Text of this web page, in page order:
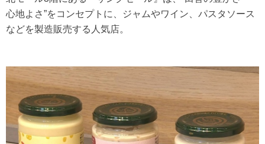
心地よさ”をコンセプトに、ジャムやワイン、パスタソース
などを製造販売する人気店。